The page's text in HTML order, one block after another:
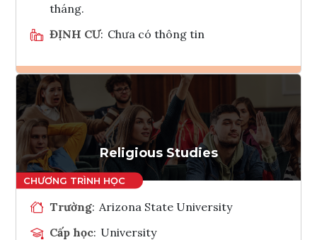
tháng.
ĐỊNH CƯ: Chưa có thông tin
Ghi danh
Tham vấn Interlink
Religious Studies
Trường: Arizona State University
Cấp học: University